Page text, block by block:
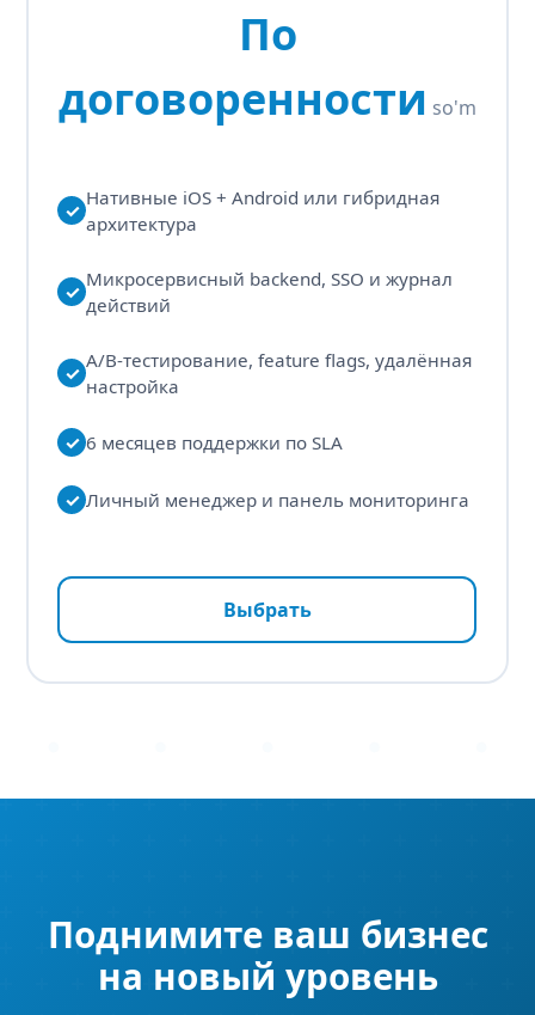
По
договоренности so'm
✓
Нативные iOS + Android или гибридная
архитектура
✓
Микросервисный backend, SSO и журнал
действий
✓
A/B-тестирование, feature flags, удалённая
настройка
✓ 6 месяцев поддержки по SLA
✓ Личный менеджер и панель мониторинга
Выбрать
Поднимите ваш бизнес
на новый уровень